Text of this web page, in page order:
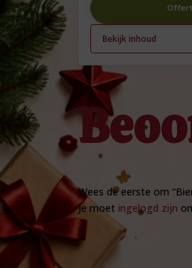
Bekijk inhoud
Wees de eerste om
Je moet ingelogd zijn